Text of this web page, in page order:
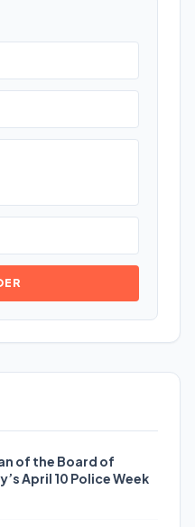
of the Board of
April 10 Police Week